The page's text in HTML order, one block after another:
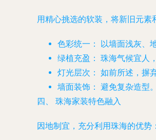
用精心挑选的软装，将新旧元素
色彩统一：
以墙面浅灰、
绿植充盈： 珠海气候宜人
灯光层次： 如前所述，摒
墙面装饰： 避免复杂造型
四、 珠海家装特色融入
因地制宜，充分利用珠海的优势：